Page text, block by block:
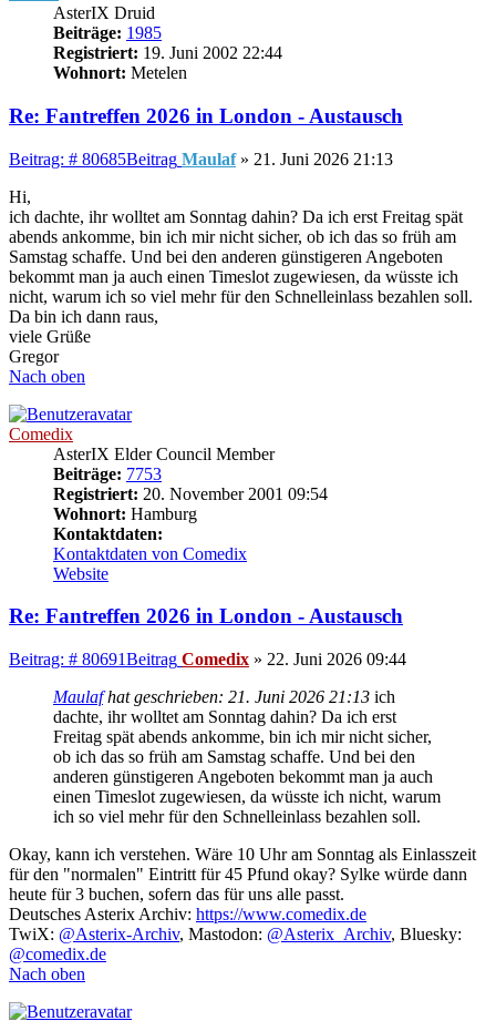
AsterIX Druid
Beiträge: 1985
Registriert: 19. Juni 2002 22:44
Wohnort: Metelen
Re: Fantreffen 2026 in London - Austausch
Beitrag: # 80685Beitrag Maulaf» 21. Juni 2026 21:13
Hi,
ich dachte, ihr wolltet am Sonntag dahin? Da ich erst Freitag spät
abends ankomme, bin ich mir nicht sicher, ob ich das so früh am
Samstag schaffe. Und bei den anderen günstigeren Angeboten
bekommt man ja auch einen Timeslot zugewiesen, da wüsste ich
nicht, warum ich so viel mehr für den Schnelleinlass bezahlen soll.
Da bin ich dann raus,
viele Grüße
Gregor
Nach oben
Comedix
AsterIX Elder Council Member
Beiträge: 7753
Registriert: 20. November 2001 09:54
Wohnort: Hamburg
Kontaktdaten:
Kontaktdaten von Comedix
Website
Re: Fantreffen 2026 in London - Austausch
Beitrag: # 80691Beitrag Comedix » 22. Juni 2026 09:44
Maulafhat geschrieben: 21. Juni 2026 21:13 ich
dachte, ihr wolltet am Sonntag dahin? Da ich erst
Freitag spät abends ankomme, bin ich mir nicht sicher,
ob ich das so früh am Samstag schaffe. Und bei den
anderen günstigeren Angeboten bekommt man ja auch
einen Timeslot zugewiesen, da wüsste ich nicht, warum
ich so viel mehr für den Schnelleinlass bezahlen soll.
Okay, kann ich verstehen. Wäre 10 Uhr am Sonntag als Einlasszeit
für den "normalen" Eintritt für 45 Pfund okay? Sylke würde dann
heute für 3 buchen, sofern das für uns alle passt.
Deutsches Asterix Archiv: https://www.comedix.de
TwiX: @Asterix-Archiv, Mastodon: @Asterix_Archiv, Bluesky:
@comedix.de
Nach oben